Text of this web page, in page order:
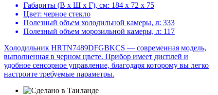
Габариты (В х Ш х Г), см: 184 х 72 х 75
Цвет: черное стекло
Полезный объем холодильной камеры, л: 333
Полезный объем морозильной камеры, л: 117
Холодильник HRTN7489DFGBKCS — современная модель,
выполненная в черном цвете. Прибор имеет дисплей и
удобное сенсорное управление, благодаря которому вы легко
настроите требуемые параметры.